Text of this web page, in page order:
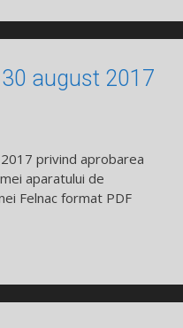
august 2017
privind aprobarea
aparatului de
Felnac format PDF